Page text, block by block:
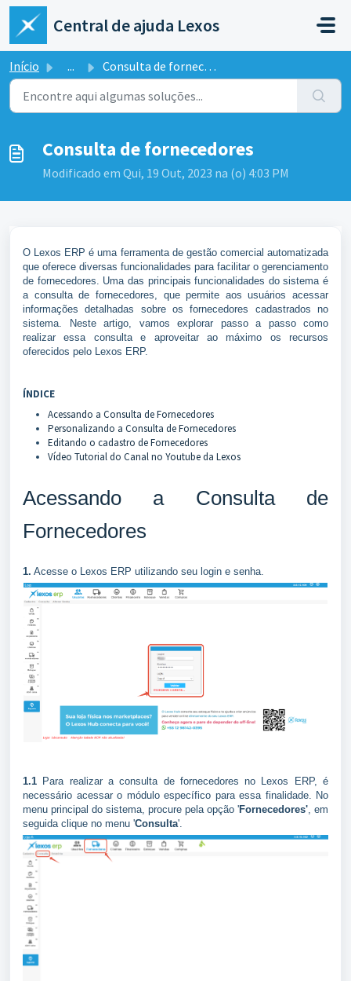
Ir para o conteúdo principal
Central de ajuda Lexos
Início ... Consulta de fornecedores
Consulta de fornecedores
Modificado em Qui, 19 Out, 2023 na (o) 4:03 PM
O Lexos ERP é uma ferramenta de gestão comercial automatizada
que oferece diversas funcionalidades para facilitar o gerenciamento
de fornecedores. Uma das principais funcionalidades do sistema é
a consulta de fornecedores, que permite aos usuários acessar
informações detalhadas sobre os fornecedores cadastrados no
sistema. Neste artigo, vamos explorar passo a passo como
realizar essa consulta e aproveitar ao máximo os recursos
oferecidos pelo Lexos ERP.
ÍNDICE
Acessando a Consulta de Fornecedores
Personalizando a Consulta de Fornecedores
Editando o cadastro de Fornecedores
Vídeo Tutorial do Canal no Youtube da Lexos
Acessando a Consulta de
Fornecedores
1. Acesse o Lexos ERP utilizando seu login e senha.
1.1 Para realizar a consulta de fornecedores no Lexos ERP, é
necessário acessar o módulo específico para essa finalidade. No
menu principal do sistema, procure pela opção 'Fornecedores', em
seguida clique no menu 'Consulta'.